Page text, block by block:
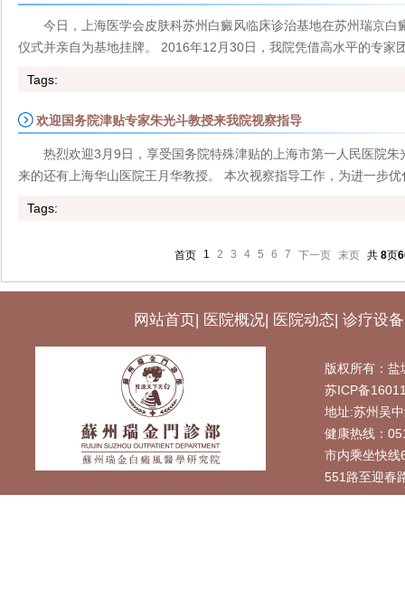
今日，上海医学会皮肤科苏州白癜风临床诊治基地在苏州瑞京
仪式并亲自为基地挂牌。 2016年12月30日，我院凭借高水平的专家
Tags:
欢迎国务院津贴专家朱光斗教授来我院视察指导
热烈欢迎3月9日，享受国务院特殊津贴的上海市第一人民医院
来的还有上海华山医院王月华教授。 本次视察指导工作，为进一步
Tags:
首页 1 2 3 4 5 6 7 下一页 末页 共 8页
网站首页 医院概况 医院动态 诊疗设备
版权所有：盐
苏ICP备
地址:苏州吴
健康热线：
市内乘坐快
551路至迎春